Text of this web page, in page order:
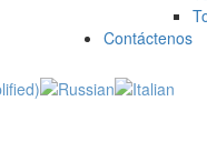
Contáctenos